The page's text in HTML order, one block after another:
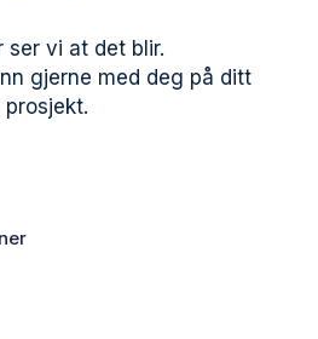
ser vi at det blir.
gjerne med deg på ditt
prosjekt.